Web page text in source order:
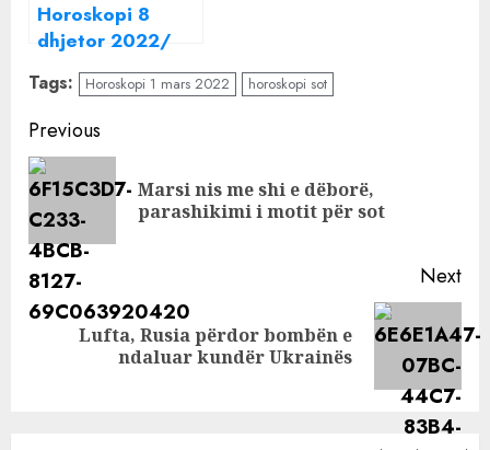
Horoskopi 8
dhjetor 2022/
Çfarë
parashikojnë yjet
për ju sot
Tags: Horoskopi 1 mars 2022 horoskopi sot
Continue
Reading
Previous
Marsi nis me shi e dëborë,
parashikimi i motit për sot
Next
Lufta, Rusia përdor bombën e
ndaluar kundër Ukrainës